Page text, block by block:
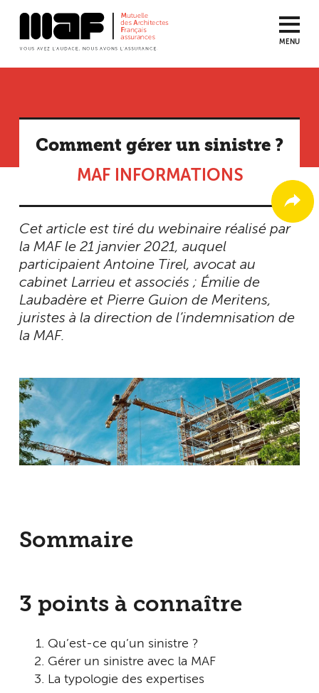
MENU
Comment gérer un sinistre ?
MAF INFORMATIONS
Cet article est tiré du webinaire réalisé par
la MAF le 21 janvier 2021, auquel
participaient Antoine Tirel, avocat au
cabinet Larrieu et associés ; Émilie de
Laubadère et Pierre Guion de Meritens,
juristes à la direction de l’indemnisation de
la MAF.
Sommaire
3 points à connaître
Qu’est-ce qu’un sinistre ?
Gérer un sinistre avec la MAF
La typologie des expertises